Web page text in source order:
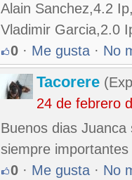
Alain Sanchez,4.2
Vladimir Garcia,2.0
0 · Me gusta · No
Tacorere
24 de febrero
Buenos dias
siempre
0 · Me gusta · No